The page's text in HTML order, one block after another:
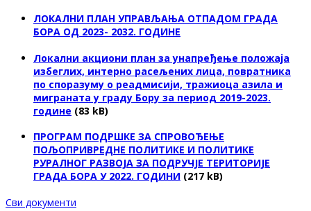
ЛОКАЛНИ ПЛАН УПРАВЉАЊА ОТПАДОМ ГРАДА
БОРА ОД 2023- 2032. ГОДИНЕ
Локални акциони план за унапређење положаја
избеглих, интерно расељених лица, повратника
по споразуму о реадмисији, тражиоца азила и
миграната у граду Бору за период 2019-2023.
године (83 kB)
ПРОГРАМ ПОДРШКЕ ЗА СПРОВОЂЕЊЕ
ПОЉОПРИВРЕДНЕ ПОЛИТИКЕ И ПОЛИТИКЕ
РУРАЛНОГ РАЗВОЈА ЗА ПОДРУЧЈЕ ТЕРИТОРИЈЕ
ГРАДА БОРА У 2022. ГОДИНИ (217 kB)
Сви документи